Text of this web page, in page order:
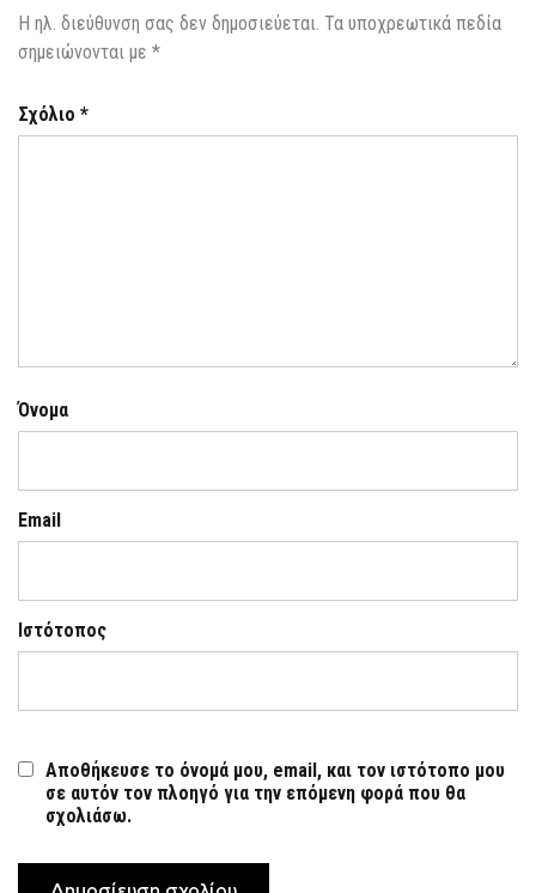
Η ηλ. διεύθυνση σας δεν δημοσιεύεται. Τα υποχρεωτικά πεδία
σημειώνονται με *
Σχόλιο *
Όνομα
Email
Ιστότοπος
Αποθήκευσε το όνομά μου, email, και τον ιστότοπο μου
σε αυτόν τον πλοηγό για την επόμενη φορά που θα
σχολιάσω.